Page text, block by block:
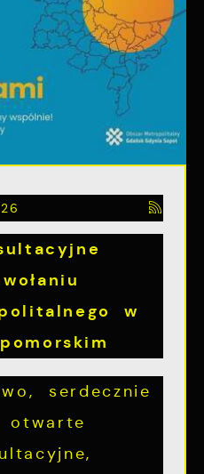
w
serdecznie
otwarte